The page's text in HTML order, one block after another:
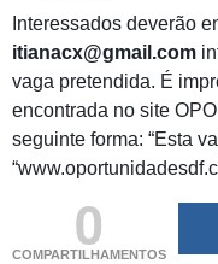
Interessados deverão
itianacx@gmail.com
vaga pretendida. É
encontrada no site
seguinte forma: “Esta
0
COMPARTILHAMENTOS